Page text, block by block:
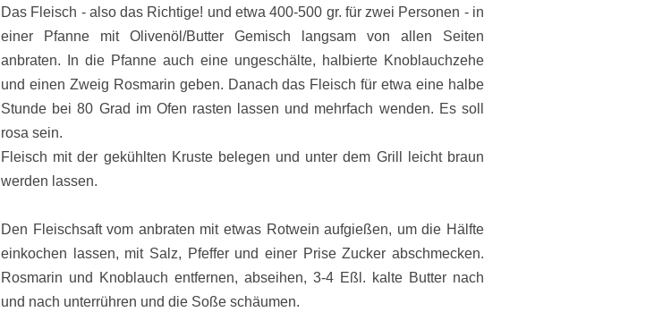
Das Fleisch - also das Richtige! und etwa 400-500 gr. für zwei Personen - in
einer Pfanne mit Olivenöl/Butter Gemisch langsam von allen Seiten
anbraten. In die Pfanne auch eine ungeschälte, halbierte Knoblauchzehe
und einen Zweig Rosmarin geben. Danach das Fleisch für etwa eine halbe
Stunde bei 80 Grad im Ofen rasten lassen und mehrfach wenden. Es soll
rosa sein.
Fleisch mit der gekühlten Kruste belegen und unter dem Grill leicht braun
werden lassen.
Den Fleischsaft vom anbraten mit etwas Rotwein aufgießen, um die Hälfte
einkochen lassen, mit Salz, Pfeffer und einer Prise Zucker abschmecken.
Rosmarin und Knoblauch entfernen, abseihen, 3-4 Eßl. kalte Butter nach
und nach unterrühren und die Soße schäumen.